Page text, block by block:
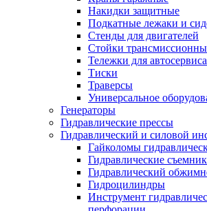
Накидки защитные
Подкатные лежаки и
Стенды для двигателей
Стойки
Тележки для автосервиса
Тиски
Траверсы
Универсальное
Генераторы
Гидравлические прессы
Гидравлический и силовой
Гайколомы
Гидравлические
Гидравлический
Гидроцилиндры
Инструмент